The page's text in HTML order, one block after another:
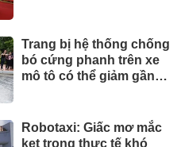
Trang bị hệ thống chống
bó cứng phanh trên xe
mô tô có thể giảm gần
Robotaxi: Giấc mơ mắc
kẹt trong thực tế khó